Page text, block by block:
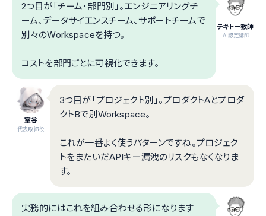
テキトー教師
.AI認定講師
2つ目が「チーム・部門別」。エンジニアリングチ
ーム、データサイエンスチーム、サポートチームで
別々のWorkspaceを持つ。
コストを部門ごとに可視化できます。
室谷
代表取締役
3つ目が「プロジェクト別」。プロダクトAとプロダ
クトBで別Workspace。
これが一番よく使うパターンですね。プロジェク
トをまたいだAPIキー漏洩のリスクもなくなりま
す。
実務的にはこれを組み合わせる形になります